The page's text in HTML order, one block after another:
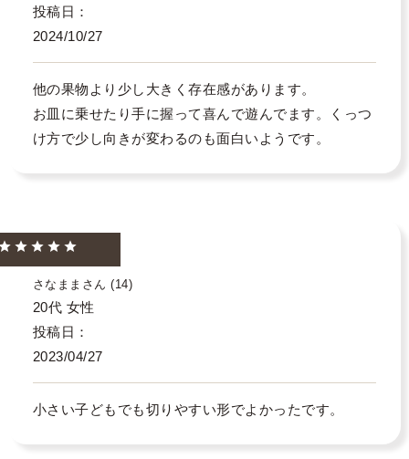
投稿日
2024/10/27
他の果物より少し大きく存在感があります。
お皿に乗せたり手に握って喜んで遊んでます。くっつ
け方で少し向きが変わるのも面白いようです。
さなまま 14
20代 女性
投稿日
2023/04/27
小さい子どもでも切りやすい形でよかったです。